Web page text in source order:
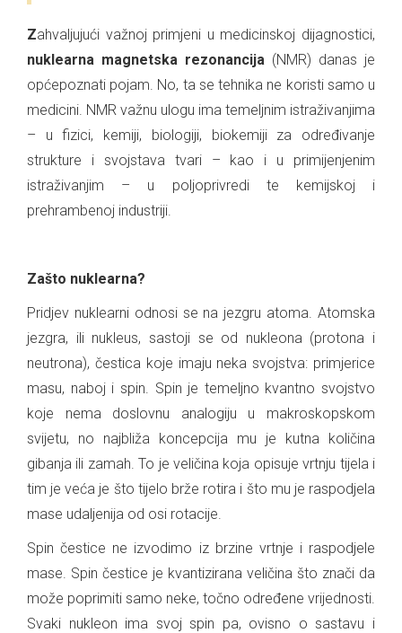
Zahvaljujući važnoj primjeni u medicinskoj dijagnostici,
nuklearna magnetska rezonancija (NMR) danas je
općepoznati pojam. No, ta se tehnika ne koristi samo u
medicini. NMR važnu ulogu ima temeljnim istraživanjima
– u fizici, kemiji, biologiji, biokemiji za određivanje
strukture i svojstava tvari – kao i u primijenjenim
istraživanjim – u poljoprivredi te kemijskoj i
prehrambenoj industriji.
Zašto nuklearna?
Pridjev nuklearni odnosi se na jezgru atoma. Atomska
jezgra, ili nukleus, sastoji se od nukleona (protona i
neutrona), čestica koje imaju neka svojstva: primjerice
masu, naboj i spin. Spin je temeljno kvantno svojstvo
koje nema doslovnu analogiju u makroskopskom
svijetu, no najbliža koncepcija mu je kutna količina
gibanja ili zamah. To je veličina koja opisuje vrtnju tijela i
tim je veća je što tijelo brže rotira i što mu je raspodjela
mase udaljenija od osi rotacije.
Spin čestice ne izvodimo iz brzine vrtnje i raspodjele
mase. Spin čestice je kvantizirana veličina što znači da
može poprimiti samo neke, točno određene vrijednosti.
Svaki nukleon ima svoj spin pa, ovisno o sastavu i